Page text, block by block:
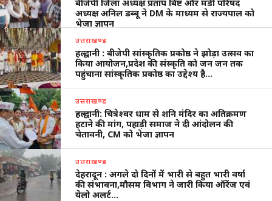
बीजेपी जिला अध्यक्ष प्रताप बिष्ट और मंडी परिषद
अध्यक्ष अनिल डब्बू ने DM के माध्यम से राज्यपाल को
भेजा ज्ञापन
उत्तराखण्ड
हल्द्वानी : बीजेपी सांस्कृतिक प्रकोष्ठ ने झोड़ा उत्सव का
किया आयोजन,प्रदेश की संस्कृति को जन जन तक
पहुंचाना सांस्कृतिक प्रकोष्ठ का उद्देश्य है…
उत्तराखण्ड
हल्द्वानी: चित्रेश्वर धाम से शनि मंदिर का अतिक्रमण
हटाने की मांग, पहाड़ी समाज ने दी आंदोलन की
चेतावनी, CM को भेजा ज्ञापन
उत्तराखण्ड
देहरादून : अगले दो दिनों में भारी से बहुत भारी वर्षा
की संभावना,मौसम विभाग ने जारी किया ऑरेंज एवं
येलो अलर्ट…